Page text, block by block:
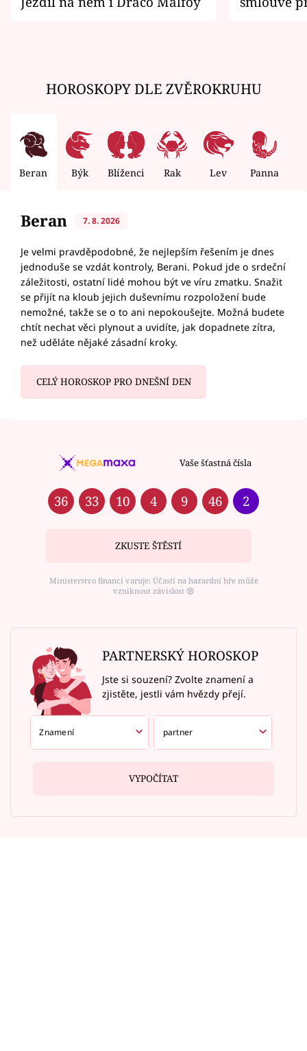
HOROSKOPY DLE ZVĚROKRUHU
Beran Býk Blíženci Rak Lev Panna
Beran 7. 8. 2026
Je velmi pravděpodobné, že nejlepším řešením je dnes
jednoduše se vzdát kontroly, Berani. Pokud jde o srdeční
záležitosti, ostatní lidé mohou být ve víru zmatku. Snažit
se přijít na kloub jejich duševnímu rozpoložení bude
nemožné, takže se o to ani nepokoušejte. Možná budete
chtít nechat věci plynout a uvidíte, jak dopadnete zítra,
než uděláte nějaké zásadní kroky.
CELÝ HOROSKOP PRO DNEŠNÍ DEN
Vaše šťastná čísla
36 33 10 4 9 46 2
ZKUSTE ŠTĚSTÍ
Ministerstvo financí varuje: Účastí na hazardní hře může
vzniknout závislost ⑱
PARTNERSKÝ HOROSKOP
Jste si souzení? Zvolte znamení a
zjistěte, jestli vám hvězdy přejí.
VYPOČÍTAT